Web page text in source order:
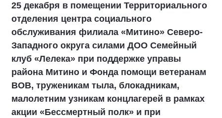
25 декабря в помещении Территориального
отделения центра социального
обслуживания филиала «Митино» Северо-
Западного округа силами ДОО Семейный
клуб «Лелека» при поддержке управы
района Митино и Фонда помощи ветеранам
ВОВ, труженикам тыла, блокадникам,
малолетним узникам концлагерей в рамках
акции «Бессмертный полк» и при